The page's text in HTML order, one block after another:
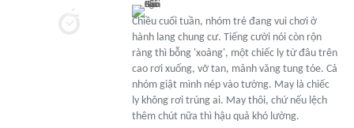
Chiều cuối tuần, nhóm trẻ đang vui chơi ở
hành lang chung cư. Tiếng cười nói còn rộn
ràng thì bỗng 'xoảng', một chiếc ly từ đâu trên
cao rơi xuống, vỡ tan, mảnh văng tung tóe. Cả
nhóm giật mình nép vào tường. May là chiếc
ly không rơi trúng ai. May thôi, chứ nếu lệch
thêm chút nữa thì hậu quả khó lường.